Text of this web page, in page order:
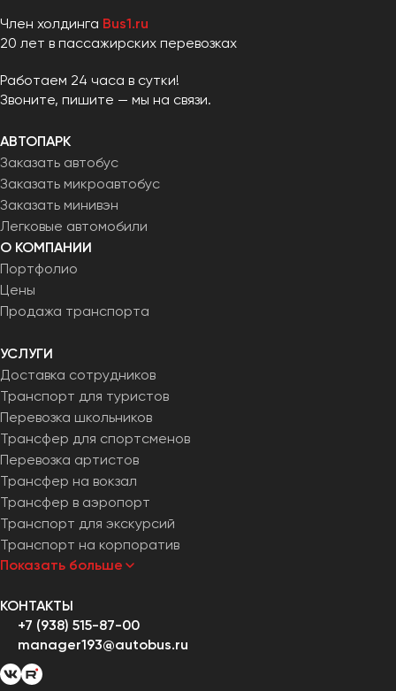
Член холдинга Bus1.ru
20 лет в пассажирских перевозках
Работаем 24 часа в сутки!
Звоните, пишите — мы на связи.
АВТОПАРК
Заказать автобус
Заказать микроавтобус
Заказать минивэн
Легковые автомобили
О КОМПАНИИ
Портфолио
Цены
Продажа транспорта
УСЛУГИ
Доставка сотрудников
Транспорт для туристов
Перевозка школьников
Трансфер для спортсменов
Перевозка артистов
Трансфер на вокзал
Трансфер в аэропорт
Транспорт для экскурсий
Транспорт на корпоратив
Показать больше
КОНТАКТЫ
+7 (938) 515-87-00
manager193@autobus.ru